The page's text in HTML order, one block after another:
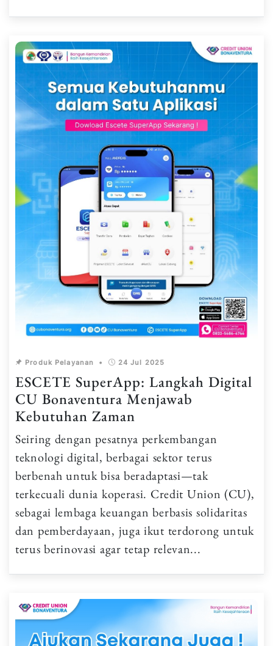
Produk Pelayanan • 24 Jul 2025
ESCETE SuperApp: Langkah Digital
CU Bonaventura Menjawab
Kebutuhan Zaman
Seiring dengan pesatnya perkembangan
teknologi digital, berbagai sektor terus
berbenah untuk bisa beradaptasi—tak
terkecuali dunia koperasi. Credit Union (CU),
sebagai lembaga keuangan berbasis solidaritas
dan pemberdayaan, juga ikut terdorong untuk
terus berinovasi agar tetap relevan...